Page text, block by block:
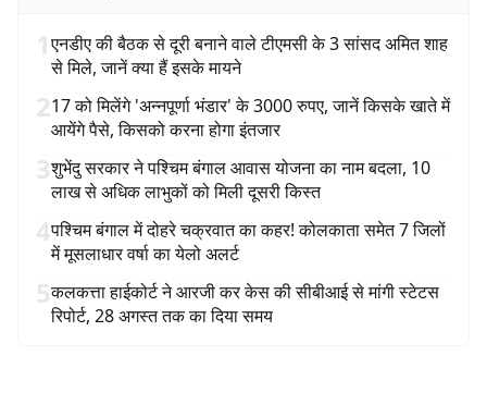
1एनडीए की बैठक से दूरी बनाने वाले टीएमसी के 3 सांसद अमित शाह
से मिले, जानें क्या हैं इसके मायने
217 को मिलेंगे 'अन्नपूर्णा भंडार' के 3000 रुपए, जानें किसके खाते में
आयेंगे पैसे, किसको करना होगा इंतजार
3शुभेंदु सरकार ने पश्चिम बंगाल आवास योजना का नाम बदला, 10
लाख से अधिक लाभुकों को मिली दूसरी किस्त
4पश्चिम बंगाल में दोहरे चक्रवात का कहर! कोलकाता समेत 7 जिलों
में मूसलाधार वर्षा का येलो अलर्ट
5कलकत्ता हाईकोर्ट ने आरजी कर केस की सीबीआई से मांगी स्टेटस
रिपोर्ट, 28 अगस्त तक का दिया समय